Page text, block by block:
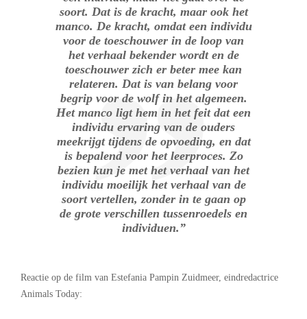
soort. Dat is de kracht, maar ook het
manco. De kracht, omdat een individu
voor de toeschouwer in de loop van
het verhaal bekender wordt en de
toeschouwer zich er beter mee kan
relateren. Dat is van belang voor
begrip voor de wolf in het algemeen.
Het manco ligt hem in het feit dat een
individu ervaring van de ouders
meekrijgt tijdens de opvoeding, en dat
is bepalend voor het leerproces. Zo
bezien kun je met het verhaal van het
individu moeilijk het verhaal van de
soort vertellen, zonder in te gaan op
de grote verschillen tussenroedels en
individuen.”
Reactie op de film van Estefania Pampin Zuidmeer, eindredactrice
Animals Today: